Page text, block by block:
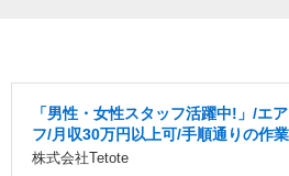
「男性・女性スタッフ活躍中!」/エ
フ/月収30万円以上可/手順通りの作
株式会社Tetote